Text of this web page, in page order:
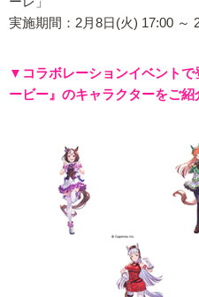
実施期間：2月8日(火) 17:00 ～
▼コラボレーションイベント
ービー』のキャラクターをご紹